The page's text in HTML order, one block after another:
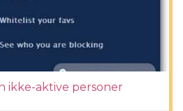
ikke-aktive personer